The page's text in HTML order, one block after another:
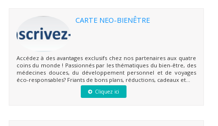
CARTE NEO-BIENÊTRE
Accédez à des avantages exclusifs chez nos partenaires aux quatre
coins du monde ! Passionnés par les thématiques du bien-être, des
médecines douces, du développement personnel et de voyages
éco-responsables? Friants de bons plans, réductions, cadeaux et...
Cliquez ici